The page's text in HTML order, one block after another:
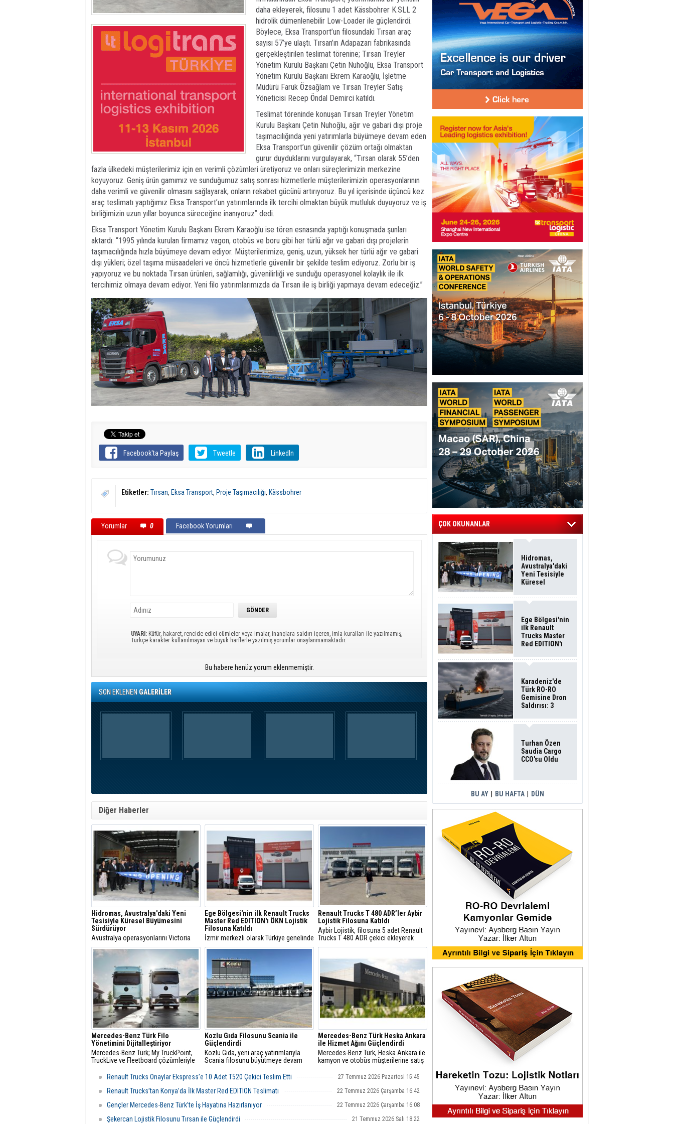
daha ekleyerek, filosunu 1 adet Kässbohrer K.SLL 2
hidrolik dümenlenebilir Low-Loader ile güçlendirdi.
Böylece, Eksa Transport’un filosundaki Tırsan araç
sayısı 57’ye ulaştı. Tırsan’ın Adapazarı fabrikasında
gerçekleştirilen teslimat törenine; Tırsan Treyler
Yönetim Kurulu Başkanı Çetin Nuhoğlu, Eksa Transport
Yönetim Kurulu Başkanı Ekrem Karaoğlu, İşletme
Müdürü Faruk Özsağlam ve Tırsan Treyler Satış
Yöneticisi Recep Öndal Demirci katıldı.
Teslimat töreninde konuşan Tırsan Treyler Yönetim
Kurulu Başkanı Çetin Nuhoğlu, ağır ve gabari dışı proje
taşımacılığında yeni yatırımlarla büyümeye devam eden
Eksa Transport’un güvenilir çözüm ortağı olmaktan
gurur duyduklarını vurgulayarak, “Tırsan olarak 55’den
fazla ülkedeki müşterilerimiz için en verimli çözümleri üretiyoruz ve onları süreçlerimizin merkezine
koyuyoruz. Geniş ürün gamımız ve sunduğumuz satış sonrası hizmetlerle müşterilerimizin operasyonlarının
daha verimli ve güvenilir olmasını sağlayarak, onların rekabet gücünü artırıyoruz. Bu yıl içerisinde üçüncü kez
araç teslimatı yaptığımız Eksa Transport’un yatırımlarında ilk tercihi olmaktan büyük mutluluk duyuyoruz ve iş
birliğimizin uzun yıllar boyunca süreceğine inanıyoruz” dedi.
Eksa Transport Yönetim Kurulu Başkanı Ekrem Karaoğlu ise tören esnasında yaptığı konuşmada şunları
aktardı: “1995 yılında kurulan firmamız vagon, otobüs ve boru gibi her türlü ağır ve gabari dışı projelerin
taşımacılığında hızla büyümeye devam ediyor. Müşterilerimize, geniş, uzun, yüksek her türlü ağır ve gabari
dışı yükleri; özel taşıma müsaadeleri ve öncü hizmetlerle güvenilir bir şekilde teslim ediyoruz. Zorlu bir iş
yapıyoruz ve bu noktada Tırsan ürünleri, sağlamlığı, güvenilirliği ve sunduğu operasyonel kolaylık ile ilk
tercihimiz olmaya devam ediyor. Yeni filo yatırımlarımızda da Tırsan ile iş birliği yapmaya devam edeceğiz.”
Facebook'ta Paylaş Tweetle LinkedIn
Etiketler: Tırsan, Eksa Transport, Proje Taşımacılığı, Kässbohrer
Yorumlar 0 Facebook Yorumları
UYARI: Küfür, hakaret, rencide edici cümleler veya imalar, inançlara saldırı içeren, imla kuralları ile yazılmamış,
Türkçe karakter kullanılmayan ve büyük harflerle yazılmış yorumlar onaylanmamaktadır.
Bu habere henüz yorum eklenmemiştir.
SON EKLENENGALERİLER
Diğer Haberler
Hidromas, Avustralya'daki Yeni
Tesisiyle Küresel Büyümesini
Sürdürüyor
Avustralya operasyonlarını Victoria
eyaletine bağlı Epping'deki yeni
tesisinin açılışıyla güçlendiren
Hidromas, küresel çapta genişlemeye
devam ediyor.
Ege Bölgesi'nin ilk Renault Trucks
Master Red EDITION'ı ÖKN Lojistik
Filosuna Katıldı
İzmir merkezli olarak Türkiye genelinde
parsiyel lojistik operasyonları yürüten
Renault Trucks Master Red EDITION
panelvanını filosuna kattı.
Renault Trucks T 480 ADR’ler Aybir
Lojistik Filosuna Katıldı
Aybir Lojistik, filosuna 5 adet Renault
Trucks T 480 ADR çekici ekleyerek
Renault Trucks araçlarının payını
Mercedes-Benz Türk Filo
Yönetimini Dijitalleştiriyor
Mercedes-Benz Türk; My TruckPoint,
TruckLive ve Fleetboard çözümleriyle
süreçlerini daha verimli yönetmesini
Kozlu Gıda Filosunu Scania ile
Güçlendirdi
Kozlu Gıda, yeni araç yatırımlarıyla
Scania filosunu büyütmeye devam
Mercedes-Benz Türk Heska Ankara
ile Hizmet Ağını Güçlendirdi
Mercedes-Benz Türk, Heska Ankara ile
kamyon ve otobüs müşterilerine satış
altında sunuyor.
Renault Trucks Onaylar Ekspress’e 10 Adet T520 Çekici Teslim Etti 27 Temmuz 2026 Pazartesi 15:45
Renault Trucks’tan Konya’da İlk Master Red EDITION Teslimatı 22 Temmuz 2026 Çarşamba 16:42
Gençler Mercedes-Benz Türk’te İş Hayatına Hazırlanıyor 22 Temmuz 2026 Çarşamba 16:08
Şekercan Lojistik Filosunu Tırsan ile Güçlendirdi 21 Temmuz 2026 Salı 18:22
ÇOK OKUNANLAR
Hidromas,
Avustralya'daki
Yeni Tesisiyle
Küresel
Sürdürüyor
Ege Bölgesi'nin
ilk Renault
Trucks Master
Red EDITION'ı
Filosuna Katıldı
Karadeniz'de
Türk RO-RO
Gemisine Dron
Saldırısı: 3
Durumu Ağır
Turhan Özen
Saudia Cargo
CCO'su Oldu
BU AY BU HAFTA DÜN